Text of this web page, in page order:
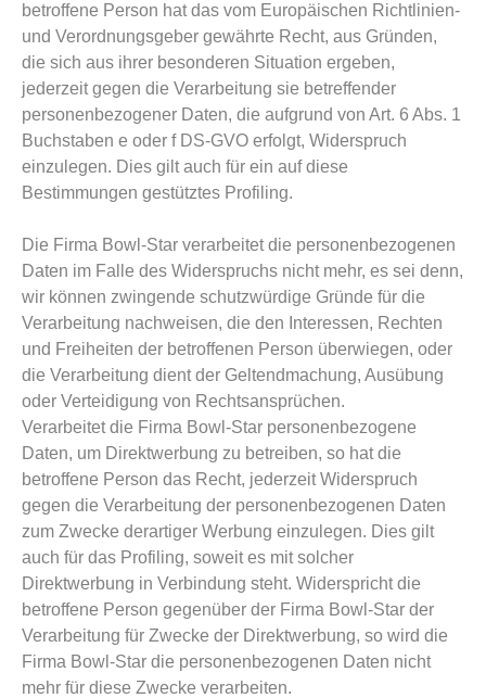
betroffene Person hat das vom Europäischen Richtlinien-
und Verordnungsgeber gewährte Recht, aus Gründen,
die sich aus ihrer besonderen Situation ergeben,
jederzeit gegen die Verarbeitung sie betreffender
personenbezogener Daten, die aufgrund von Art. 6 Abs. 1
Buchstaben e oder f DS-GVO erfolgt, Widerspruch
einzulegen. Dies gilt auch für ein auf diese
Bestimmungen gestütztes Profiling.
Die Firma Bowl-Star verarbeitet die personenbezogenen
Daten im Falle des Widerspruchs nicht mehr, es sei denn,
wir können zwingende schutzwürdige Gründe für die
Verarbeitung nachweisen, die den Interessen, Rechten
und Freiheiten der betroffenen Person überwiegen, oder
die Verarbeitung dient der Geltendmachung, Ausübung
oder Verteidigung von Rechtsansprüchen.
Verarbeitet die Firma Bowl-Star personenbezogene
Daten, um Direktwerbung zu betreiben, so hat die
betroffene Person das Recht, jederzeit Widerspruch
gegen die Verarbeitung der personenbezogenen Daten
zum Zwecke derartiger Werbung einzulegen. Dies gilt
auch für das Profiling, soweit es mit solcher
Direktwerbung in Verbindung steht. Widerspricht die
betroffene Person gegenüber der Firma Bowl-Star der
Verarbeitung für Zwecke der Direktwerbung, so wird die
Firma Bowl-Star die personenbezogenen Daten nicht
mehr für diese Zwecke verarbeiten.